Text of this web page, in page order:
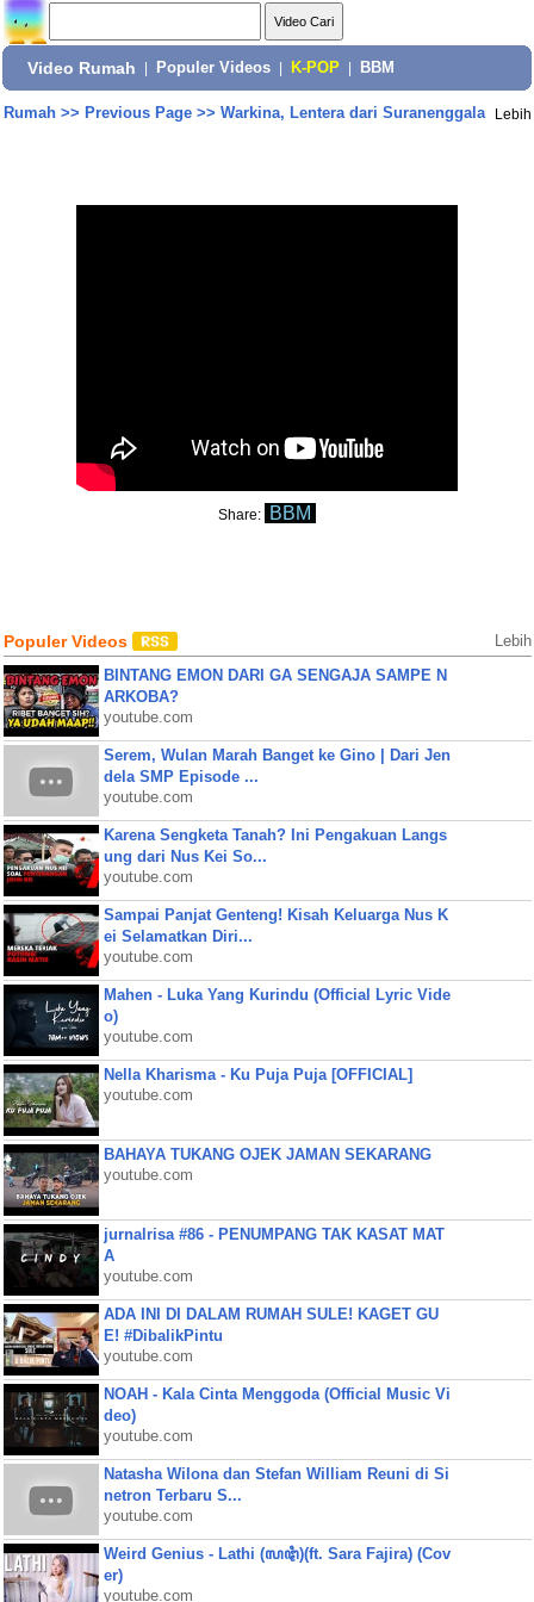
Video Rumah Populer Videos K-POP BBM
Rumah>> Previous Page>> Warkina, Lentera dari Suranenggala Lebih
Share: BBM
Populer Videos Lebih
BINTANG EMON DARI GA SENGAJA SAMPE N
ARKOBA?
youtube.com
Serem, Wulan Marah Banget ke Gino | Dari Jen
dela SMP Episode ...
youtube.com
Karena Sengketa Tanah? Ini Pengakuan Langs
ung dari Nus Kei So...
youtube.com
Sampai Panjat Genteng! Kisah Keluarga Nus K
ei Selamatkan Diri...
youtube.com
Mahen - Luka Yang Kurindu (Official Lyric Vide
o)
youtube.com
Nella Kharisma - Ku Puja Puja [OFFICIAL]
youtube.com
BAHAYA TUKANG OJEK JAMAN SEKARANG
youtube.com
jurnalrisa #86 - PENUMPANG TAK KASAT MAT
A
youtube.com
ADA INI DI DALAM RUMAH SULE! KAGET GU
E! #DibalikPintu
youtube.com
NOAH - Kala Cinta Menggoda (Official Music Vi
deo)
youtube.com
Natasha Wilona dan Stefan William Reuni di Si
netron Terbaru S...
youtube.com
Weird Genius - Lathi (ꦭꦛꦶ)(ft. Sara Fajira) (Cov
er)
youtube.com